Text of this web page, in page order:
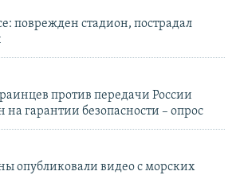
поврежден стадион, пострадал
против передачи России
на гарантии безопасности – опрос
опубликовали видео с морских